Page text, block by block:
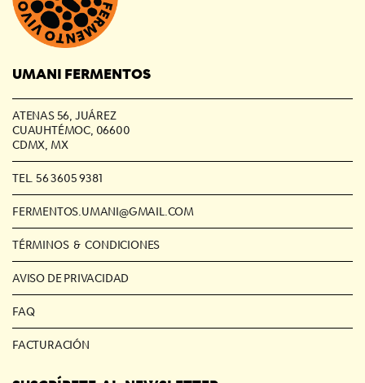
UMANI FERMENTOS
ATENAS 56, JUÁREZ
CUAUHTÉMOC, 06600
CDMX, MX
TEL. 56 3605 9381
FERMENTOS.UMANI@GMAIL.COM
TÉRMINOS & CONDICIONES
AVISO DE PRIVACIDAD
FAQ
FACTURACIÓN